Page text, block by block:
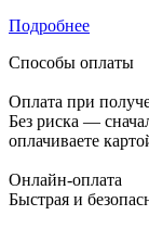
Подробнее
Способы оплаты
Оплата при
Без риска —
оплачиваете
Онлайн-оплата
Быстрая и